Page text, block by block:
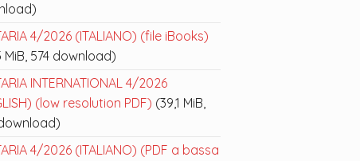
4/2026 (ITALIANO) (file iBooks)
MiB, 574 download)
INTERNATIONAL 4/2026
(low resolution PDF) (39,1 MiB,
4/2026 (ITALIANO) (PDF a bassa